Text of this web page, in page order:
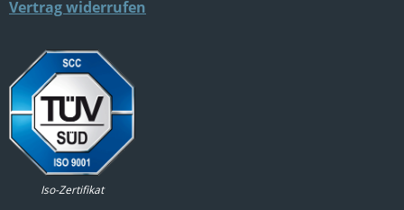
Vertrag widerrufen
Iso-Zertifikat